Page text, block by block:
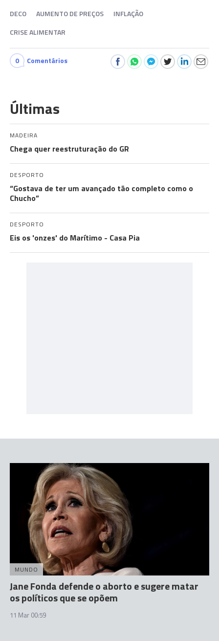
DECO AUMENTO DE PREÇOS
INFLAÇÃO
CRISE ALIMENTAR
0 Comentários
Últimas
MADEIRA
Chega quer reestruturação do GR
DESPORTO
“Gostava de ter um avançado tão completo como o
Chucho”
DESPORTO
Eis os 'onzes' do Marítimo - Casa Pia
MUNDO
Jane Fonda defende o aborto e sugere matar
os políticos que se opõem
11 Mar 00:59